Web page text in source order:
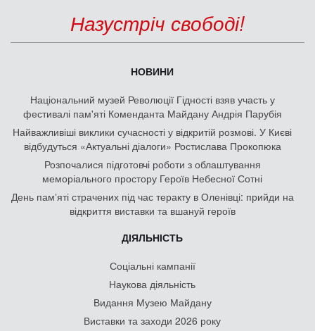
Назустріч свободі!
НОВИНИ
Національний музей Революції Гідності взяв участь у
фестивалі пам'яті Коменданта Майдану Андрія Парубія
Найважливіші виклики сучасності у відкритій розмові. У Києві
відбудуться «Актуальні діалоги» Ростислава Прокопюка
Розпочалися підготовчі роботи з облаштування
меморіального простору Героїв Небесної Сотні
День памʼяті страчених під час теракту в Оленівці: прийди на
відкриття виставки та вшануй героїв
ДІЯЛЬНІСТЬ
Соціальні кампанії
Наукова діяльність
Видання Музею Майдану
Виставки та заходи 2026 року